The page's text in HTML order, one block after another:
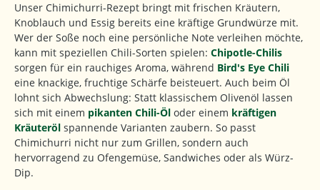
Unser Chimichurri-Rezept bringt mit frischen Kräutern,
Knoblauch und Essig bereits eine kräftige Grundwürze mit.
Wer der Soße noch eine persönliche Note verleihen möchte,
kann mit speziellen Chili-Sorten spielen: Chipotle-Chilis
sorgen für ein rauchiges Aroma, während Bird's Eye Chili
eine knackige, fruchtige Schärfe beisteuert. Auch beim Öl
lohnt sich Abwechslung: Statt klassischem Olivenöl lassen
sich mit einem pikanten Chili-Öl oder einem kräftigen
Kräuteröl spannende Varianten zaubern. So passt
Chimichurri nicht nur zum Grillen, sondern auch
hervorragend zu Ofengemüse, Sandwiches oder als Würz-
Dip.